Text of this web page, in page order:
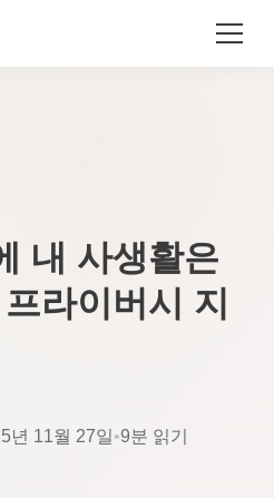
내 사생활은
라이버시 지
년 11월 27일•9분 읽기